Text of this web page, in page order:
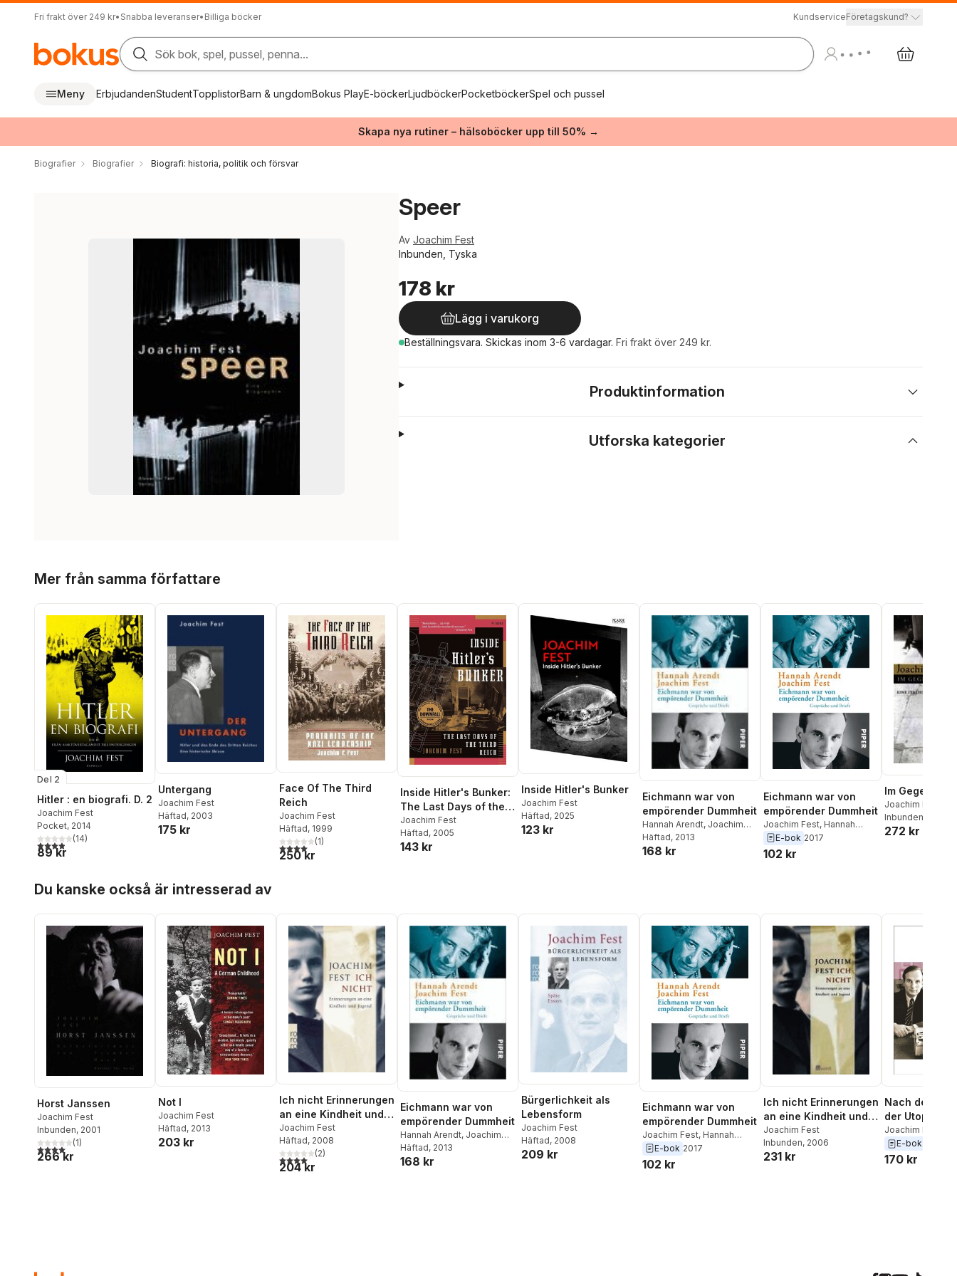
Fri frakt över 249 kr• Snabba leveranser• Billiga böcker KundserviceFöretagskund?
Sök bok, spel, pussel, penna...
Meny ErbjudandenStudentTopplistorBarn & ungdomBokus PlayE-böckerLjudböckerPocketböckerSpel och pussel
Skapa nya rutiner – hälsoböcker upp till 50% →
Biografier Biografier Biografi: historia, politik och försvar
Speer
Av Joachim Fest
Inbunden, Tyska
178 kr
Lägg i varukorg
Beställningsvara. Skickas inom 3-6 vardagar. Fri frakt över 249 kr.
Produktinformation
Utforska kategorier
Mer från samma författare
Del 2
Hitler : en biografi. D. 2
Joachim Fest
Pocket, 2014
3,9utav 5 stjärnor. Totalt antal röster:
(14)
89 kr
Untergang
Joachim Fest
Häftad, 2003
175 kr
Face Of The Third
Reich
Joachim Fest
Häftad, 1999
4,0utav 5 stjärnor. Totalt antal röster:
(1)
250 kr
Inside Hitler's Bunker:
The Last Days of the
Third Reich
Joachim Fest
Häftad, 2005
143 kr
Inside Hitler's Bunker
Joachim Fest
Häftad, 2025
123 kr
Eichmann war von
empörender Dummheit
Hannah Arendt, Joachim
Fest,Ursula Ludz
Wild
Häftad, 2013
168 kr
Eichmann war von
empörender Dummheit
Joachim Fest, Hannah
Arendt,Ursula Ludz
Thomas Wild
E-bok 2017
102 kr
Im Gegenlicht
Joachim Fest
Inbunden
272 kr
Du kanske också är intresserad av
Horst Janssen
Joachim Fest
Inbunden, 2001
4,0utav 5 stjärnor. Totalt antal röster:
(1)
266 kr
Not I
Joachim Fest
Häftad, 2013
203 kr
Ich nicht Erinnerungen
an eine Kindheit und
Jugend
Joachim Fest
Häftad, 2008
4,0utav 5 stjärnor. Totalt antal röster:
(2)
204 kr
Eichmann war von
empörender Dummheit
Hannah Arendt, Joachim
Fest,Ursula Ludz
Wild
Häftad, 2013
168 kr
Bürgerlichkeit als
Lebensform
Joachim Fest
Häftad, 2008
209 kr
Eichmann war von
empörender Dummheit
Joachim Fest, Hannah
Arendt,Ursula Ludz
Thomas Wild
E-bok 2017
102 kr
Ich nicht Erinnerungen
an eine Kindheit und
Jugend
Joachim Fest
Inbunden, 2006
231 kr
Nach dem
der Utopien
Joachim Fest
E-bok
170 kr